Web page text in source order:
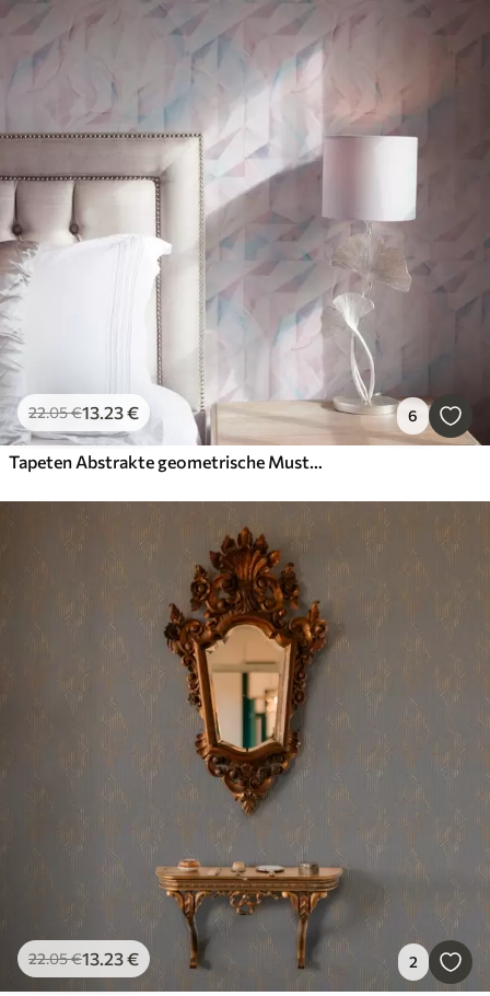
22.05€13.23€ 6
Tapeten Abstrakte geometrische Muster in Rosa und Blau
22.05€13.23€ 2